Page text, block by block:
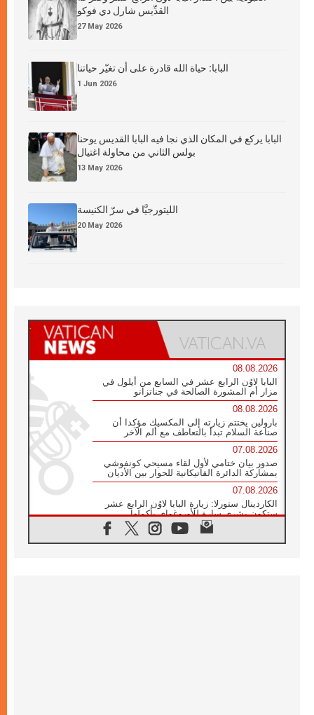
القدِّيس شارل دي فوكو
27 May 2026
البابا: حياة الله قادرة على أن تغيّر حياتنا
1 Jun 2026
البابا يركع في المكان الذي نجا فيه البابا القديس يوحنا
بولس الثاني من محاولة اغتيال
13 May 2026
الليتورجيَّا في سرّ الكنيسة
20 May 2026
08.08.2026
البابا لاوُن الرابع عشر في السابع من أيلول في
مزار أم المشورة الصالحة في جناتزانو
08.08.2026
بارولين يختتم زيارته إلى المكسيك مؤكدا أن
صناعة السلام تبدأ بالتعاطف مع ألم الآخر
07.08.2026
صدور بيان ختامي لأول لقاء مسيحي كونفوشي
بمشاركة الدائرة الفاتيكانية للحوار بين الأديان
07.08.2026
الكاردينال ستورلا: زيارة البابا لاوُن الرابع عشر
ستكون بشرى سارة للأوروغواي بأكملها
الفاتيكان يعلن برنامج الزيارة الرسولية للبابا لاوُن